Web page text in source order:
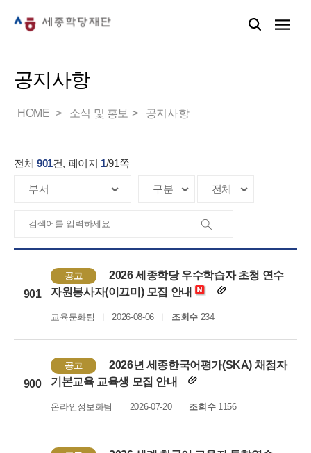
공지사항
HOME 소식 및 홍보 공지사항
전체 901건, 페이지 1/91쪽
901
공고
2026 세종학당 우수학습자 초청 연수
자원봉사자(이끄미) 모집 안내
교육문화팀 2026-08-06 조회수234
900
공고
2026년 세종한국어평가(SKA) 채점자
기본교육 교육생 모집 안내
온라인정보화팀 2026-07-20 조회수1156